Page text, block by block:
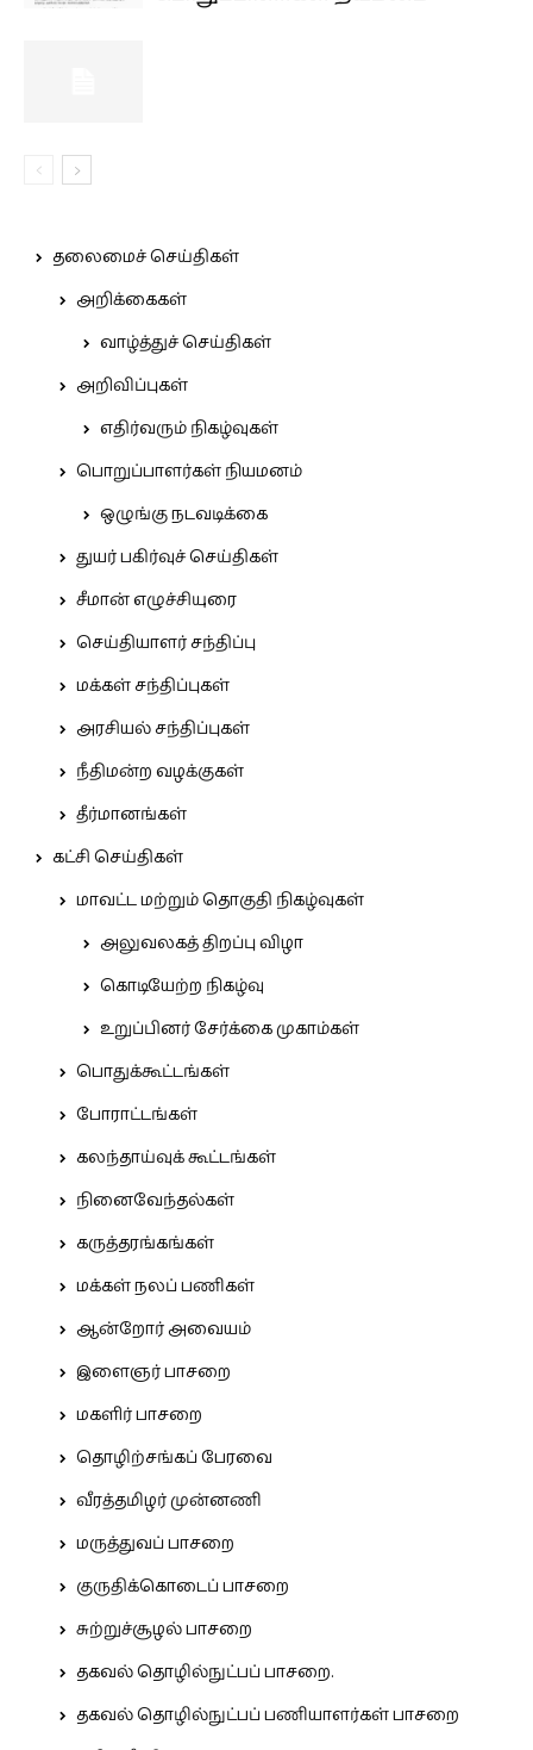
தலைமைச் செய்திகள்
அறிக்கைகள்
வாழ்த்துச் செய்திகள்
அறிவிப்புகள்
எதிர்வரும் நிகழ்வுகள்
பொறுப்பாளர்கள் நியமனம்
ஒழுங்கு நடவடிக்கை
துயர் பகிர்வுச் செய்திகள்
சீமான் எழுச்சியுரை
செய்தியாளர் சந்திப்பு
மக்கள் சந்திப்புகள்
அரசியல் சந்திப்புகள்
நீதிமன்ற வழக்குகள்
தீர்மானங்கள்
கட்சி செய்திகள்
மாவட்ட மற்றும் தொகுதி நிகழ்வுகள்
அலுவலகத் திறப்பு விழா
கொடியேற்ற நிகழ்வு
உறுப்பினர் சேர்க்கை முகாம்கள்
பொதுக்கூட்டங்கள்
போராட்டங்கள்
கலந்தாய்வுக் கூட்டங்கள்
நினைவேந்தல்கள்
கருத்தரங்கங்கள்
மக்கள் நலப் பணிகள்
ஆன்றோர் அவையம்
இளைஞர் பாசறை
மகளிர் பாசறை
தொழிற்சங்கப் பேரவை
வீரத்தமிழர் முன்னணி
மருத்துவப் பாசறை
குருதிக்கொடைப் பாசறை
சுற்றுச்சூழல் பாசறை
தகவல் தொழில்நுட்பப் பாசறை.
தகவல் தொழில்நுட்பப் பணியாளர்கள் பாசறை